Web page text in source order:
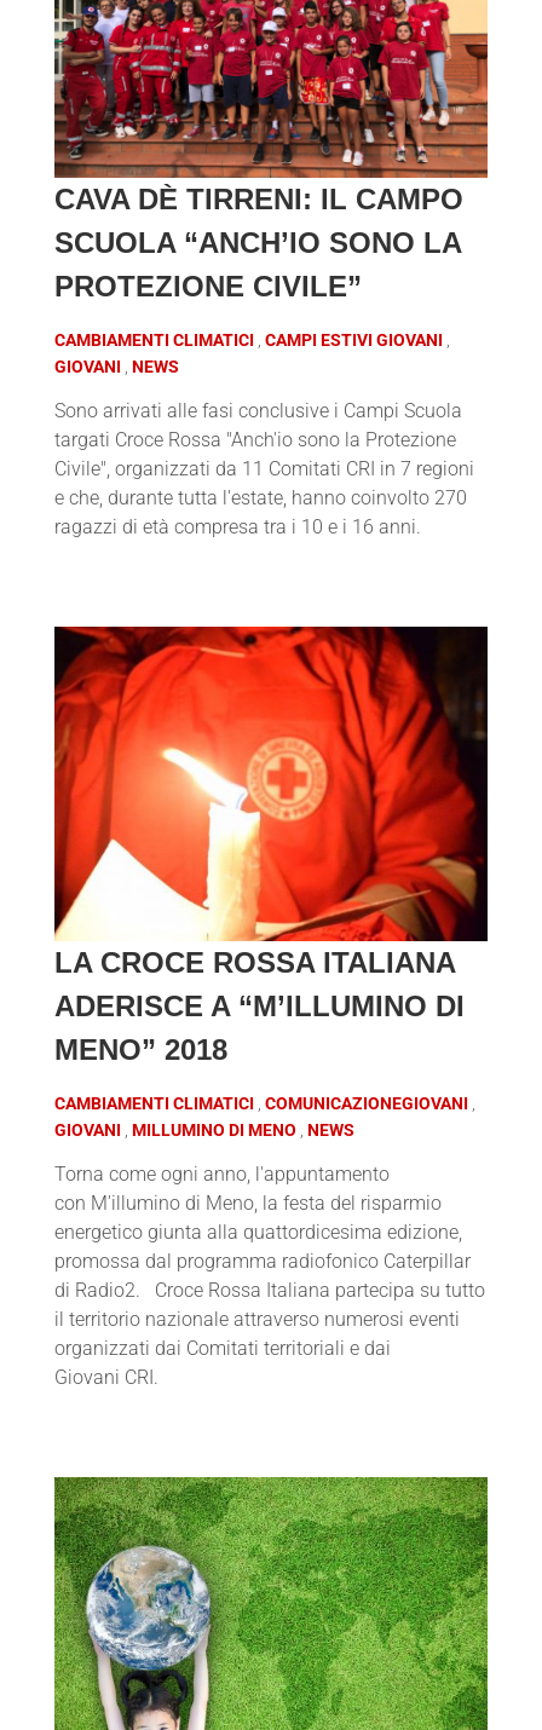
CAVA DÈ TIRRENI: IL CAMPO
SCUOLA “ANCH’IO SONO LA
PROTEZIONE CIVILE”
CAMBIAMENTI CLIMATICI
CAMPI ESTIVI GIOVANI
GIOVANI
NEWS
Sono arrivati alle fasi conclusive i Campi Scuola
targati Croce Rossa "Anch'io sono la Protezione
Civile", organizzati da 11 Comitati CRI in 7 regioni
e che, durante tutta l'estate, hanno coinvolto 270
ragazzi di età compresa tra i 10 e i 16 anni.
LA CROCE ROSSA ITALIANA
ADERISCE A “M’ILLUMINO DI
MENO” 2018
CAMBIAMENTI CLIMATICI
COMUNICAZIONEGIOVANI
GIOVANI
MILLUMINO DI MENO NEWS
Torna come ogni anno, l'appuntamento
con M'illumino di Meno, la festa del risparmio
energetico giunta alla quattordicesima edizione,
promossa dal programma radiofonico Caterpillar
di Radio2. Croce Rossa Italiana partecipa su tutto
il territorio nazionale attraverso numerosi eventi
organizzati dai Comitati territoriali e dai
Giovani CRI.